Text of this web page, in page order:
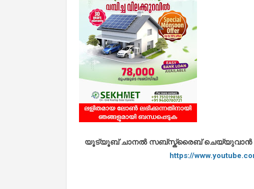
യൂട്യൂബ് ചാനൽ സബ്സ്ക്രൈബ് ചെയ്യുവാൻ
https://